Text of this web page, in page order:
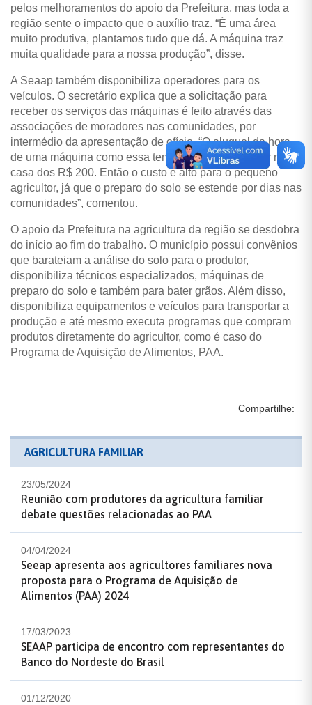
pelos melhoramentos do apoio da Prefeitura, mas toda a
região sente o impacto que o auxílio traz. “É uma área
muito produtiva, plantamos tudo que dá. A máquina traz
muita qualidade para a nossa produção”, disse.
A Seaap também disponibiliza operadores para os
veículos. O secretário explica que a solicitação para
receber os serviços das máquinas é feito através das
associações de moradores nas comunidades, por
intermédio da apresentação de ofício. “O aluguel da hora
de uma máquina como essa tem uma média de valor na
casa dos R$ 200. Então o custo é alto para o pequeno
agricultor, já que o preparo do solo se estende por dias nas
comunidades”, comentou.
O apoio da Prefeitura na agricultura da região se desdobra
do início ao fim do trabalho. O município possui convênios
que barateiam a análise do solo para o produtor,
disponibiliza técnicos especializados, máquinas de
preparo do solo e também para bater grãos. Além disso,
disponibiliza equipamentos e veículos para transportar a
produção e até mesmo executa programas que compram
produtos diretamente do agricultor, como é caso do
Programa de Aquisição de Alimentos, PAA.
Compartilhe:
AGRICULTURA FAMILIAR
23/05/2024
Reunião com produtores da agricultura familiar
debate questões relacionadas ao PAA
04/04/2024
Seeap apresenta aos agricultores familiares nova
proposta para o Programa de Aquisição de
Alimentos (PAA) 2024
17/03/2023
SEAAP participa de encontro com representantes do
Banco do Nordeste do Brasil
01/12/2020